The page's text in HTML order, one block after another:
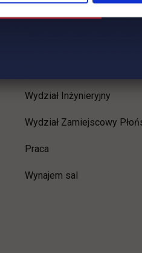
Wydział Inżynieryjny
Wydział Zamiejscowy
Pracalink otwiera się w
Wynajem sal